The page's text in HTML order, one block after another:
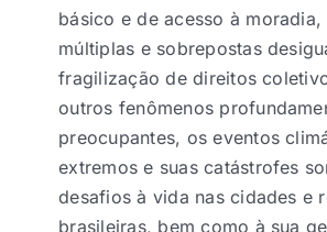
básico e de acesso à
múltiplas e sobrepostas
fragilização de direitos
outros fenômenos
preocupantes, os eventos
extremos e suas catástrofes
desafios à vida nas cidades e
brasileiras, bem como à sua